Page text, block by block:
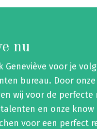
nu
Geneviève voor je
bureau. Door
wij voor de
en onze
voor een perfect